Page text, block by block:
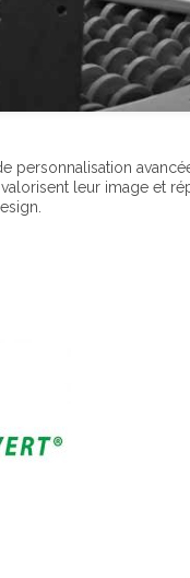
personnalisation
leur image et